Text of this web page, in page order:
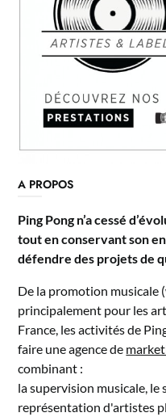
A PROPOS
Ping Pong n’a cessé
tout en conservant son
défendre des projets de
De la promotion musicale
principalement pour les
France, les activités de
faire une agence de
combinant :
la supervision musicale,
représentation d'artistes